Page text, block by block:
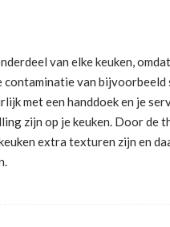
van elke keuken,
contaminatie van
met een handdoek en je
zijn op je keuken. Door de
extra texturen zijn en